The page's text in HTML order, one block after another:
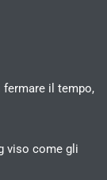
fermare il tempo,
viso come gli